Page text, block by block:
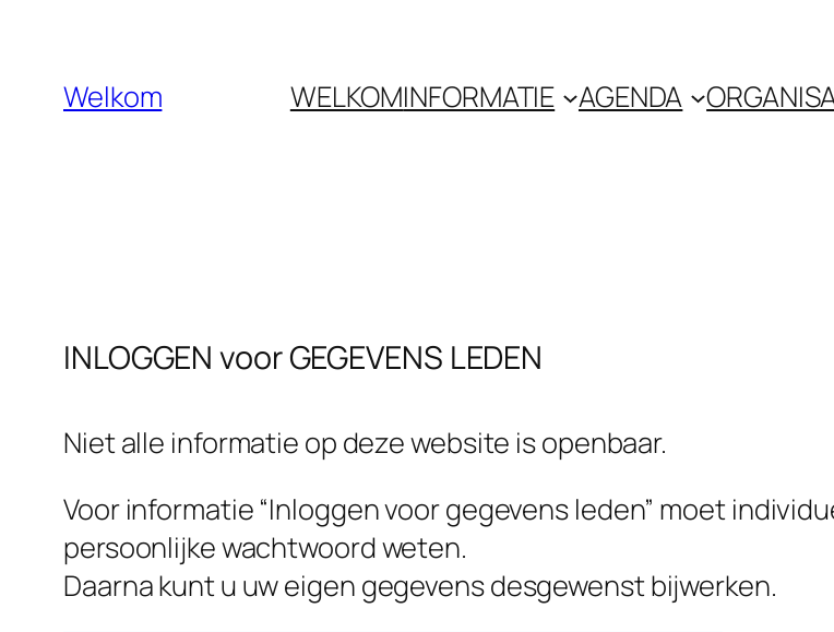
naarWelkom WELKOMINFORMATIE AGENDA
INLOGGEN voor GEGEVENS LEDEN
Niet alle informatie op deze website is openbaar.
Voor informatie “Inloggen voor gegevens leden” moet
persoonlijke wachtwoord weten.
Daarna kunt u uw eigen gegevens desgewenst bijwerken.